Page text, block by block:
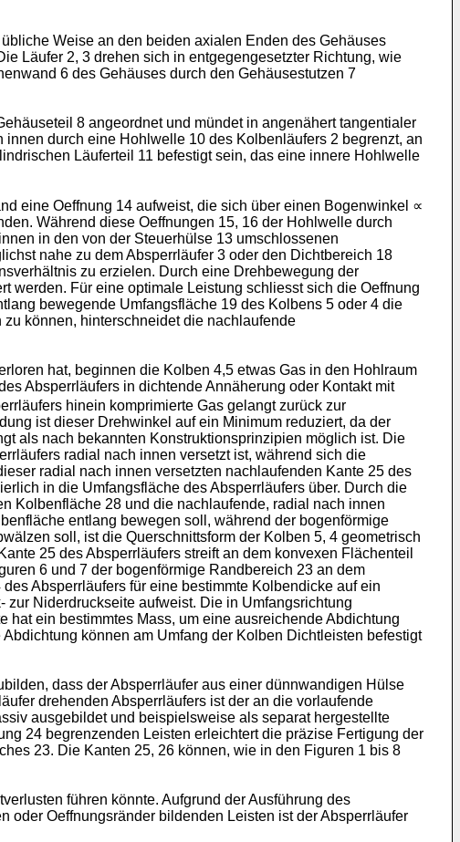
Weise an den beiden axialen Enden des Gehäuses
Läufer 2, 3 drehen sich in entgegengesetzter Richtung, wie
6 des Gehäuses durch den Gehäusestutzen 7
8 angeordnet und mündet in angenähert tangentialer
durch eine Hohlwelle 10 des Kolbenläufers 2 begrenzt, an
Läuferteil 11 befestigt sein, das eine innere Hohlwelle
eine Oeffnung 14 aufweist, die sich über einen Bogenwinkel ∝
Während diese Oeffnungen 15, 16 der Hohlwelle durch
in den von der Steuerhülse 13 umschlossenen
nahe zu dem Absperrläufer 3 oder den Dichtbereich 18
zu erzielen. Durch eine Drehbewegung der
werden. Für eine optimale Leistung schliesst sich die Oeffnung
bewegende Umfangsfläche 19 des Kolbens 5 oder 4 die
können, hinterschneidet die nachlaufende
hat, beginnen die Kolben 4,5 etwas Gas in den Hohlraum
Absperrläufers in dichtende Annäherung oder Kontakt mit
hinein komprimierte Gas gelangt zurück zur
ist dieser Drehwinkel auf ein Minimum reduziert, da der
als nach bekannten Konstruktionsprinzipien möglich ist. Die
radial nach innen versetzt ist, während sich die
radial nach innen versetzten nachlaufenden Kante 25 des
in die Umfangsfläche des Absperrläufers über. Durch die
Kolbenfläche 28 und die nachlaufende, radial nach innen
entlang bewegen soll, während der bogenförmige
soll, ist die Querschnittsform der Kolben 5, 4 geometrisch
25 des Absperrläufers streift an dem konvexen Flächenteil
6 und 7 der bogenförmige Randbereich 23 an dem
Absperrläufers für eine bestimmte Kolbendicke auf ein
Niderdruckseite aufweist. Die in Umfangsrichtung
hat ein bestimmtes Mass, um eine ausreichende Abdichtung
können am Umfang der Kolben Dichtleisten befestigt
dass der Absperrläufer aus einer dünnwandigen Hülse
drehenden Absperrläufers ist der an die vorlaufende
ausgebildet und beispielsweise als separat hergestellte
24 begrenzenden Leisten erleichtert die präzise Fertigung der
23. Die Kanten 25, 26 können, wie in den Figuren 1 bis 8
führen könnte. Aufgrund der Ausführung des
oder Oeffnungsränder bildenden Leisten ist der Absperrläufer